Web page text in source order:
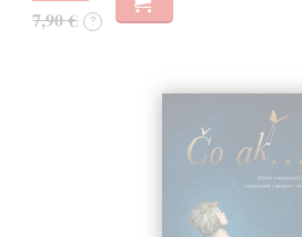
7,90 € ?